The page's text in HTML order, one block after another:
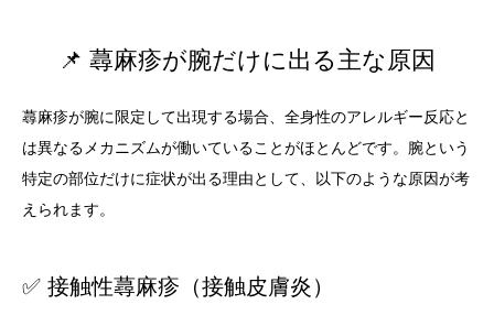
📌 蕁麻疹が腕だけに出る主な原因
蕁麻疹が腕に限定して出現する場合、全身性のアレルギー反応と
は異なるメカニズムが働いていることがほとんどです。腕という
特定の部位だけに症状が出る理由として、以下のような原因が考
えられます。
✅ 接触性蕁麻疹（接触皮膚炎）